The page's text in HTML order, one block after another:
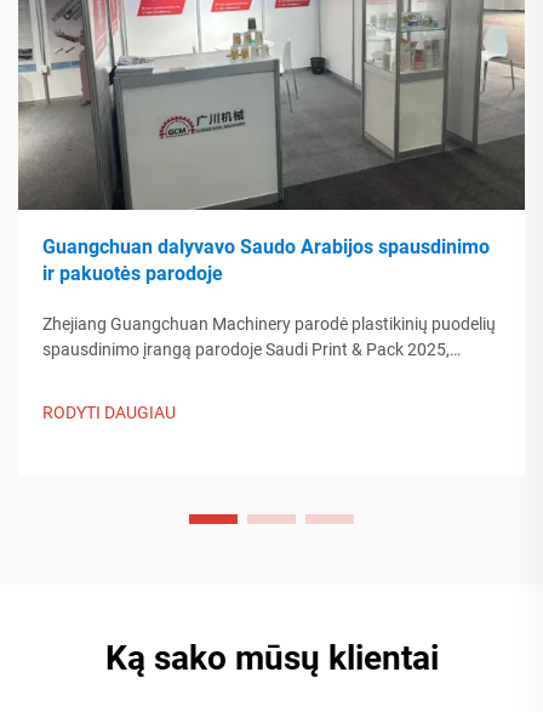
Guangchuan dalyvavo Saudo Arabijos spausdinimo
ir pakuotės parodoje
Zhejiang Guangchuan Machinery parodė plastikinių puodelių
spausdinimo įrangą parodoje Saudi Print & Pack 2025,
RODYTI DAUGIAU
Ką sako mūsų klientai